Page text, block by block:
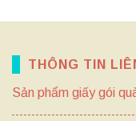
THÔNG TIN
Sản phẩm giấy gói